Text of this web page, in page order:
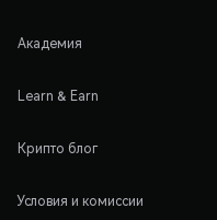
Академия
Learn & Earn
Крипто блог
Условия и комиссии